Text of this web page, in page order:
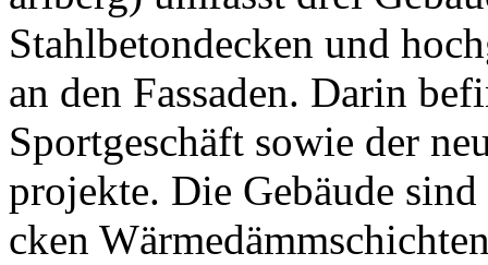
Stahl­be­ton­de­cken und
an den Fas­sa­den. Dar­in
Sport­ge­schäft so­wie der
pro­jek­te. Die Ge­bäu­de
cken